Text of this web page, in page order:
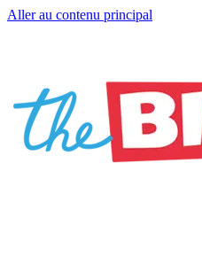
Aller au contenu principal